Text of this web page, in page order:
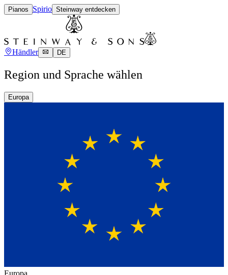
Pianos Spirio Steinway entdecken
Händler DE
Region und Sprache wählen
Europa
Europa